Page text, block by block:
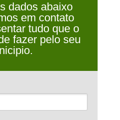
dados abaixo
em contato
tudo que o
fazer pelo seu